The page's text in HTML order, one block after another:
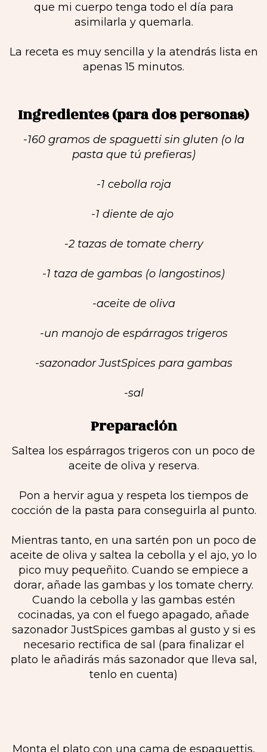
que mi cuerpo tenga todo el día para
asimilarla y quemarla.
La receta es muy sencilla y la atendrás lista en
apenas 15 minutos.
Ingredientes (para dos personas)
-160 gramos de spaguetti sin gluten (o la
pasta que tú prefieras)
-1 cebolla roja
-1 diente de ajo
-2 tazas de tomate cherry
-1 taza de gambas (o langostinos)
-aceite de oliva
-un manojo de espárragos trigeros
-sazonador JustSpices para gambas
-sal
Preparación
Saltea los espárragos trigeros con un poco de
aceite de oliva y reserva.
Pon a hervir agua y respeta los tiempos de
cocción de la pasta para conseguirla al punto.
Mientras tanto, en una sartén pon un poco de
aceite de oliva y saltea la cebolla y el ajo, yo lo
pico muy pequeñito. Cuando se empiece a
dorar, añade las gambas y los tomate cherry.
Cuando la cebolla y las gambas estén
cocinadas, ya con el fuego apagado, añade
sazonador JustSpices gambas al gusto y si es
necesario rectifica de sal (para finalizar el
plato le añadirás más sazonador que lleva sal,
tenlo en cuenta)
Monta el plato con una cama de espaguettis,